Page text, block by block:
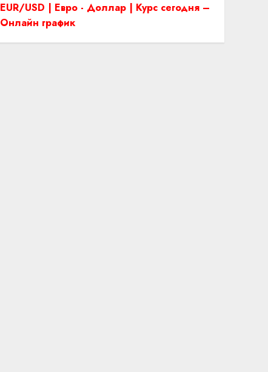
EUR/USD | Евро - Доллар | Курс сегодня –
Онлайн график